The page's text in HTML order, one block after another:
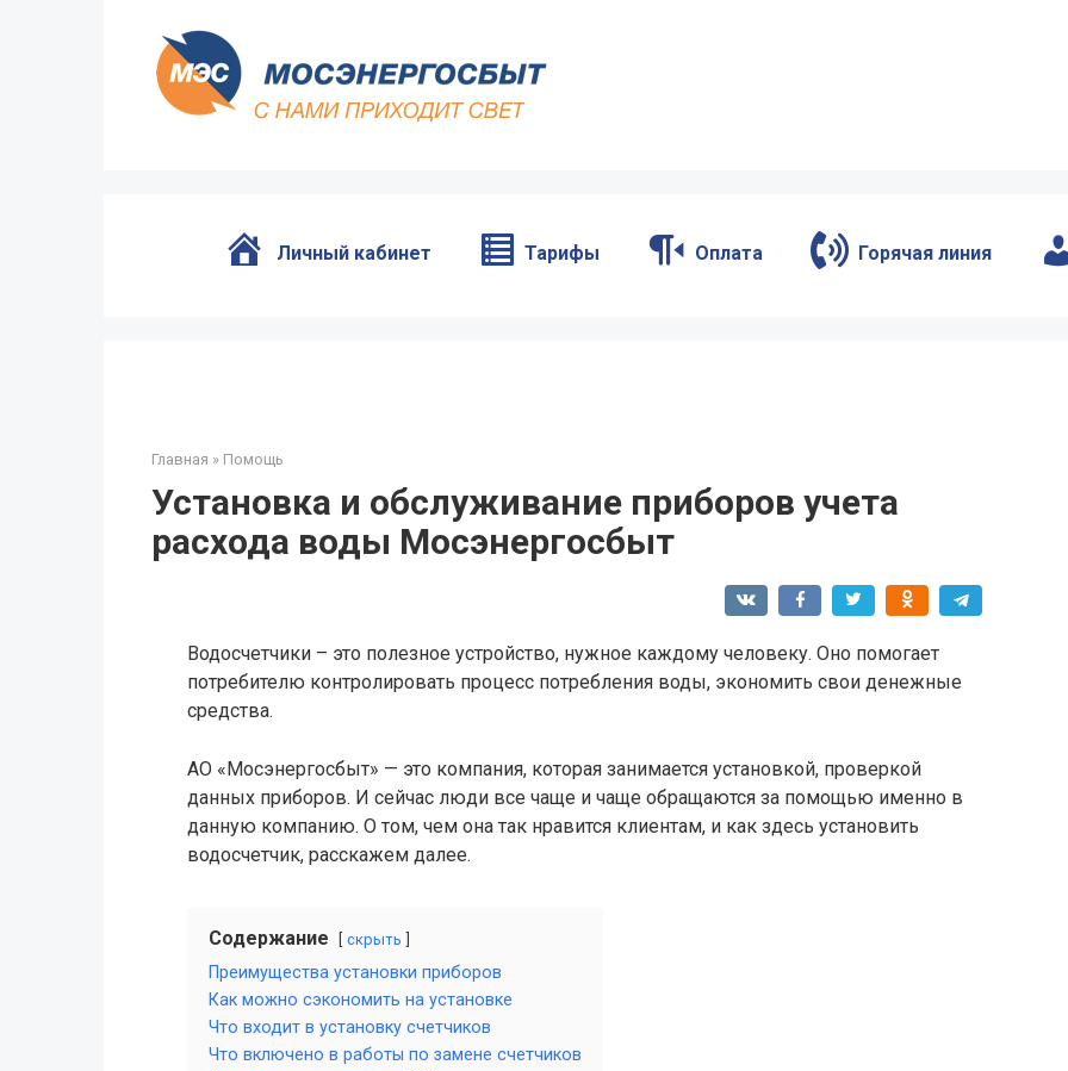
Личный кабинет Тарифы Оплата Горячая линия
Главная » Помощь
Установка и обслуживание приборов учета
расхода воды Мосэнергосбыт
Водосчетчики – это полезное устройство, нужное каждому человеку. Оно помогает
потребителю контролировать процесс потребления воды, экономить свои денежные
средства.
АО «Мосэнергосбыт» — это компания, которая занимается установкой, проверкой
данных приборов. И сейчас люди все чаще и чаще обращаются за помощью именно в
данную компанию. О том, чем она так нравится клиентам, и как здесь установить
водосчетчик, расскажем далее.
Содержание скрыть
Преимущества установки приборов
Как можно сэкономить на установке
Что входит в установку счетчиков
Что включено в работы по замене счетчиков